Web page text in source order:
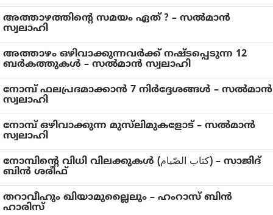
അത്താഴത്തിന്റെ സമയം ഏത് ? – സൽമാൻ
സ്വലാഹി
അത്താഴം ഒഴിവാക്കുന്നവർക്ക് നഷ്ടപ്പെടുന്ന 12
ബർകത്തുകൾ – സൽമാൻ സ്വലാഹി
നോമ്പ് ഫലപ്രദമാക്കാൻ 7 നിർദ്ദേശങ്ങൾ – സൽമാൻ
സ്വലാഹി
നോമ്പ് ഒഴിവാക്കുന്ന മുസ്‌ലിമുകളോട് – സൽമാൻ
സ്വലാഹി
നോമ്പിൻ്റെ വിധി വിലക്കുകൾ (کتاب الصّیام) – സാജിദ്‌
ബിൻ ശരീഫ്‌
തറാവീഹും ഖിയാമുല്ലൈലും – ഹംറാസ് ബിൻ
ഹാരിസ്